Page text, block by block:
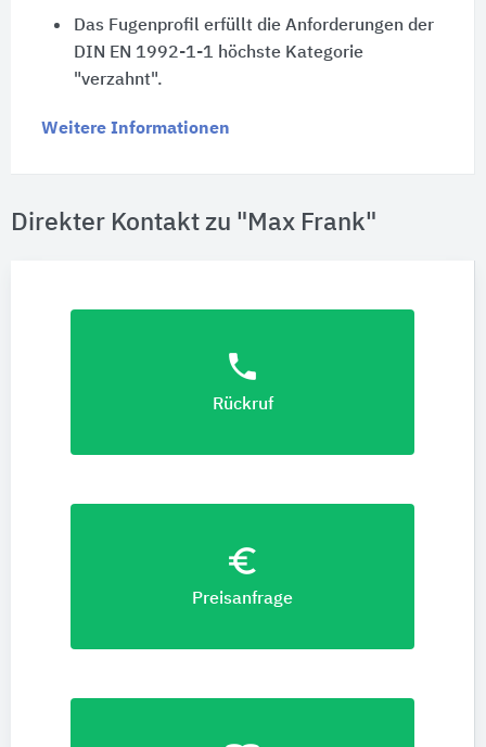
Das Fugenprofil erfüllt die Anforderungen der
DIN EN 1992-1-1 höchste Kategorie
"verzahnt".
Weitere Informationen
Direkter Kontakt zu "Max Frank"
phone
Rückruf
euro_symbol
Preisanfrage